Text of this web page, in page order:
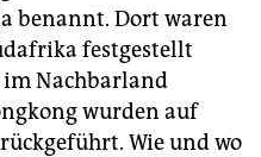
benannt. Dort waren
festgestellt
im Nachbarland
wurden auf
Wie und wo